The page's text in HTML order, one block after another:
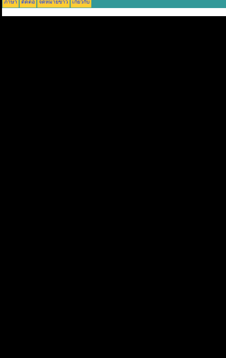
ภาษา ติดต่อ จดหมายข่าว เกี่ยวกับ